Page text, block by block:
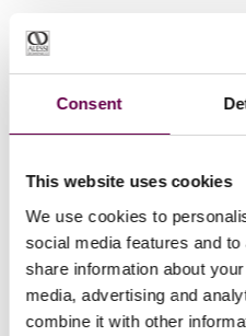
Consent
This website uses cookies
We use cookies to
social media features and
share information about
media, advertising and
combine it with other